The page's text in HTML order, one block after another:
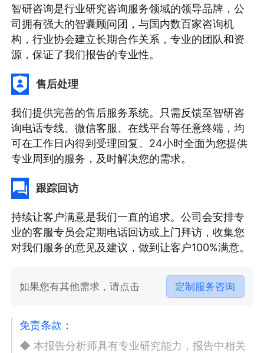
智研咨询是行业研究咨询服务领域的领导品牌，公
司拥有强大的智囊顾问团，与国内数百家咨询机
构，行业协会建立长期合作关系，专业的团队和资
源，保证了我们报告的专业性。
售后处理
我们提供完善的售后服务系统。只需反馈至智研咨
询电话专线、微信客服、在线平台等任意终端，均
可在工作日内得到受理回复。24小时全面为您提供
专业周到的服务，及时解决您的需求。
跟踪回访
持续让客户满意是我们一直的追求。公司会安排专
业的客服专员会定期电话回访或上门拜访，收集您
对我们服务的意见及建议，做到让客户100%满意。
如果您有其他需求，请点击 定制服务咨询
免责条款：
◆ 本报告分析师具有专业研究能力，报告中相关